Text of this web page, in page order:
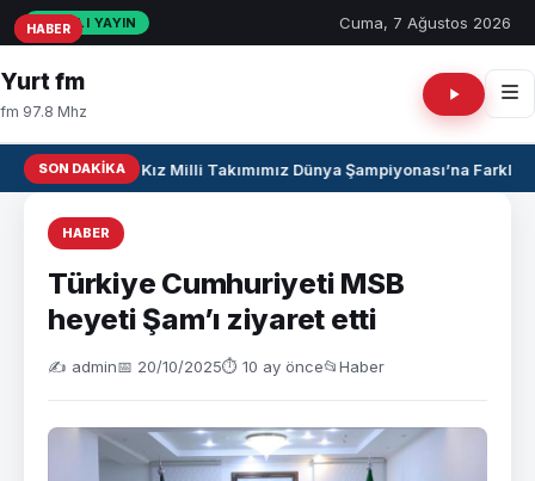
CANLI YAYIN Cuma, 7 Ağustos 2026
Yurt fm
fm 97.8 Mhz
SON DAKIKAU17 Kız Milli Takımımız Dünya Şampiyonası’na Farklı
HABER
Türkiye Cumhuriyeti MSB
heyeti Şam’ı ziyaret etti
✍️ admin📅 20/10/2025⏱ 10 ay önce📂Haber
HABER
HABER
HABER